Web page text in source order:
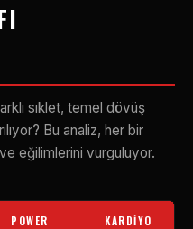
sıklet, temel dövüş
Bu analiz, her bir
eğilimlerini vurguluyor.
POWER KARDIYO